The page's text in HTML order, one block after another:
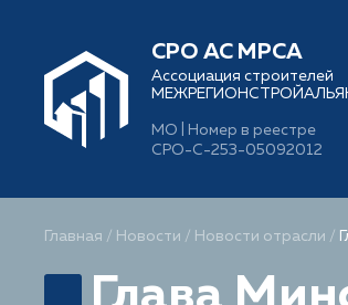
СРО АС МРСА
Ассоциация строителей
МО | Номер в реестре
СРО-С-253-05092012
Главная / Новости / Новости отрасли /